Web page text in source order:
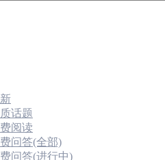
话题
阅读
问答(全部)
问答(进行中)